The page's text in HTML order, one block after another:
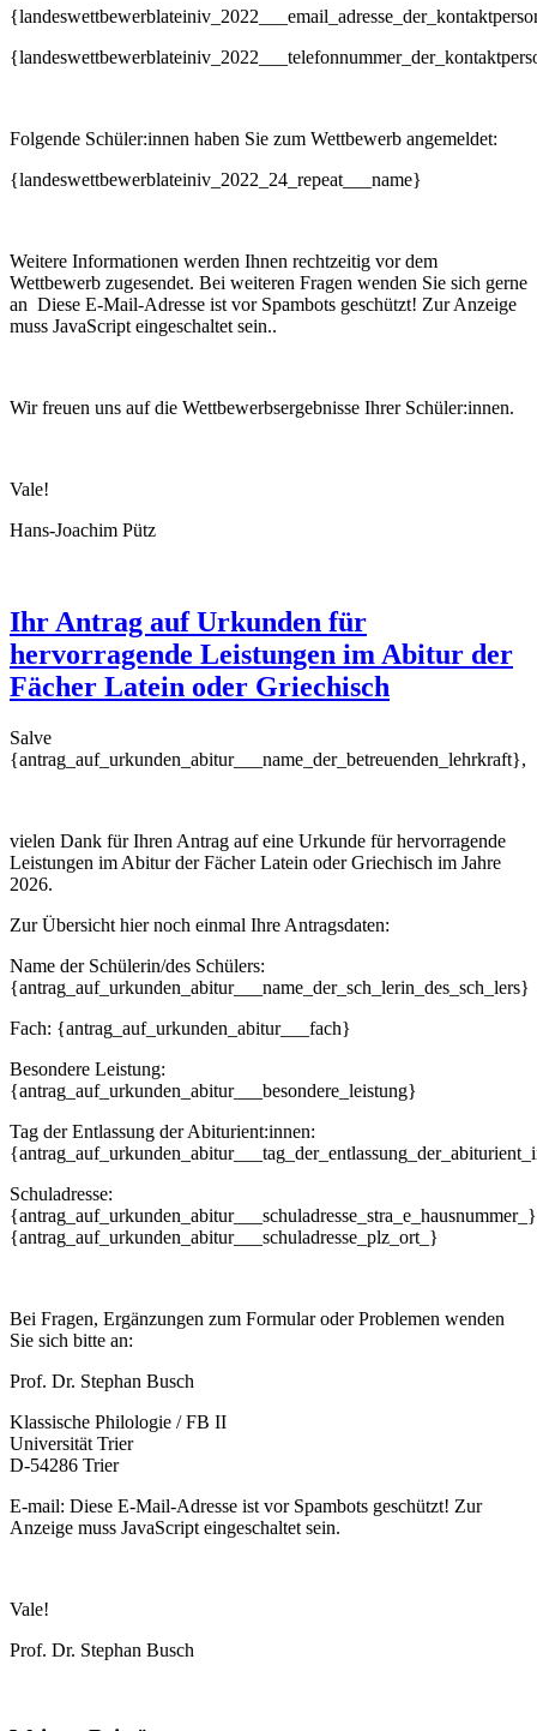
Folgende Schüler:innen haben Sie zum Wettbewerb angemeldet:
{landeswettbewerblateiniv_2022_24_repeat___name}
Weitere Informationen werden Ihnen rechtzeitig vor dem
Wettbewerb zugesendet. Bei weiteren Fragen wenden Sie sich gerne
an Diese E-Mail-Adresse ist vor Spambots geschützt! Zur Anzeige
muss JavaScript eingeschaltet sein..
Wir freuen uns auf die Wettbewerbsergebnisse Ihrer Schüler:innen.
Vale!
Hans-Joachim Pütz
Ihr Antrag auf Urkunden für
hervorragende Leistungen im Abitur der
Fächer Latein oder Griechisch
Salve
{antrag_auf_urkunden_abitur___name_der_betreuenden_lehrkraft},
vielen Dank für Ihren Antrag auf eine Urkunde für hervorragende
Leistungen im Abitur der Fächer Latein oder Griechisch im Jahre
2026.
Zur Übersicht hier noch einmal Ihre Antragsdaten:
Name der Schülerin/des Schülers:
{antrag_auf_urkunden_abitur___name_der_sch_lerin_des_sch_lers}
Fach: {antrag_auf_urkunden_abitur___fach}
Besondere Leistung:
{antrag_auf_urkunden_abitur___besondere_leistung}
Tag der Entlassung der Abiturient:innen:
Schuladresse:
{antrag_auf_urkunden_abitur___schuladresse_plz_ort_}
Bei Fragen, Ergänzungen zum Formular oder Problemen wenden
Sie sich bitte an:
Prof. Dr. Stephan Busch
Klassische Philologie / FB II
Universität Trier
D-54286 Trier
E-mail: Diese E-Mail-Adresse ist vor Spambots geschützt! Zur
Anzeige muss JavaScript eingeschaltet sein.
Vale!
Prof. Dr. Stephan Busch